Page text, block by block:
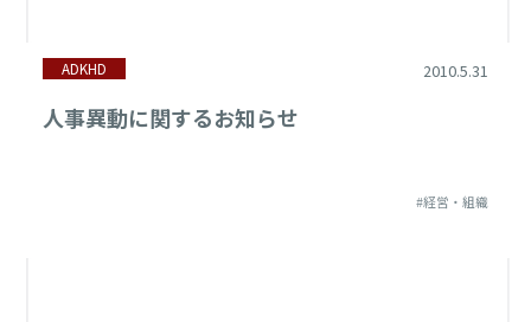
ADKHD 2010.5.31
人事異動に関するお知らせ
#経営・組織